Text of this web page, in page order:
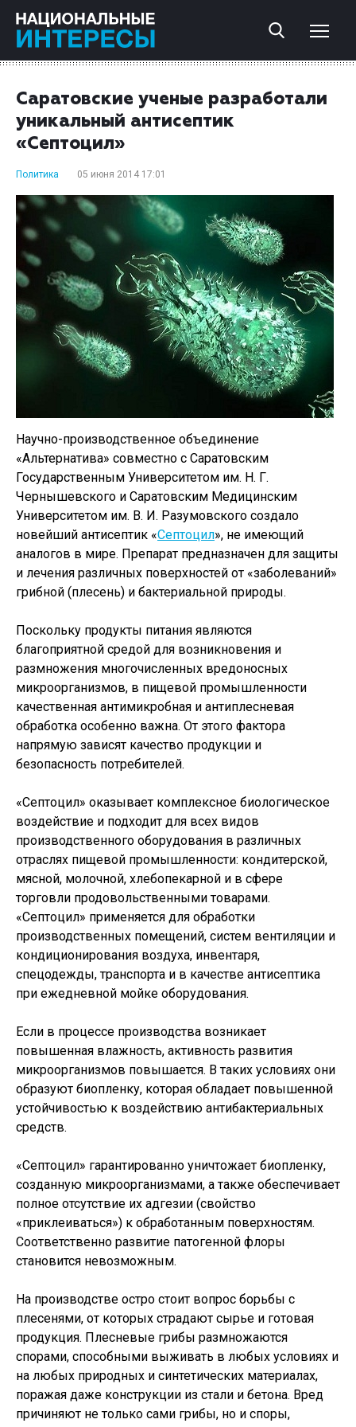
Саратовские ученые разработали
уникальный антисептик
«Септоцил»
Политика 05 июня 2014 17:01
Научно-производственное объединение
«Альтернатива» совместно с Саратовским
Государственным Университетом им. Н. Г.
Чернышевского и Саратовским Медицинским
Университетом им. В. И. Разумовского создало
новейший антисептик «Септоцил», не имеющий
аналогов в мире. Препарат предназначен для защиты
и лечения различных поверхностей от «заболеваний»
грибной (плесень) и бактериальной природы.
Поскольку продукты питания являются
благоприятной средой для возникновения и
размножения многочисленных вредоносных
микроорганизмов, в пищевой промышленности
качественная антимикробная и антиплесневая
обработка особенно важна. От этого фактора
напрямую зависят качество продукции и
безопасность потребителей.
«Септоцил» оказывает комплексное биологическое
воздействие и подходит для всех видов
производственного оборудования в различных
отраслях пищевой промышленности: кондитерской,
мясной, молочной, хлебопекарной и в сфере
торговли продовольственными товарами.
«Септоцил» применяется для обработки
производственных помещений, систем вентиляции и
кондиционирования воздуха, инвентаря,
спецодежды, транспорта и в качестве антисептика
при ежедневной мойке оборудования.
Если в процессе производства возникает
повышенная влажность, активность развития
микроорганизмов повышается. В таких условиях они
образуют биопленку, которая обладает повышенной
устойчивостью к воздействию антибактериальных
средств.
«Септоцил» гарантированно уничтожает биопленку,
созданную микроорганизмами, а также обеспечивает
полное отсутствие их адгезии (свойство
«приклеиваться») к обработанным поверхностям.
Соответственно развитие патогенной флоры
становится невозможным.
На производстве остро стоит вопрос борьбы с
плесенями, от которых страдают сырье и готовая
продукция. Плесневые грибы размножаются
спорами, способными выживать в любых условиях и
на любых природных и синтетических материалах,
поражая даже конструкции из стали и бетона. Вред
причиняют не только сами грибы, но и споры,